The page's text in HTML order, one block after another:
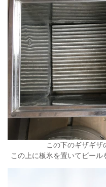
この下のギザギザ
この上に板氷を置いてビール